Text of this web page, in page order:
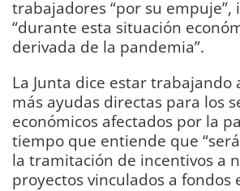
trabajadores “por su empuje”,
“durante esta situación
derivada de la pandemia”.
La Junta dice estar trabajando
más ayudas directas para los
económicos afectados por la
tiempo que entiende que
la tramitación de incentivos a
proyectos vinculados a fondos